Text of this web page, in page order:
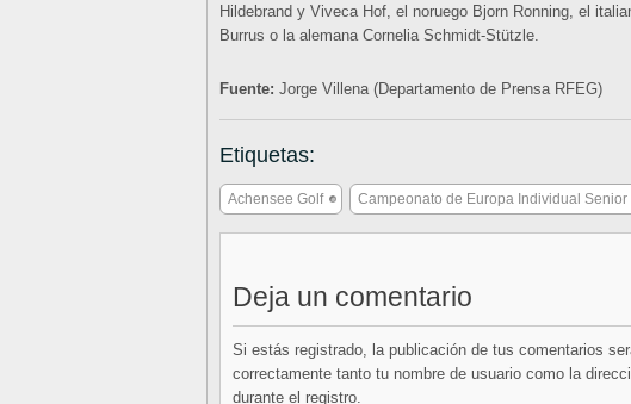
Hildebrand y Viveca Hof, el noruego Bjorn Ronning, el
Burrus o la alemana Cornelia Schmidt-Stützle.
Fuente: Jorge Villena (Departamento de Prensa RFEG)
Etiquetas:
Achensee Golf Campeonato de Europa Individual Senior
Deja un comentario
Si estás registrado, la publicación de tus comentarios
correctamente tanto tu nombre de usuario como la
durante el registro.